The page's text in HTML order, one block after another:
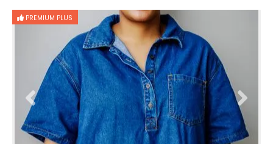
PREMIUM PLUS